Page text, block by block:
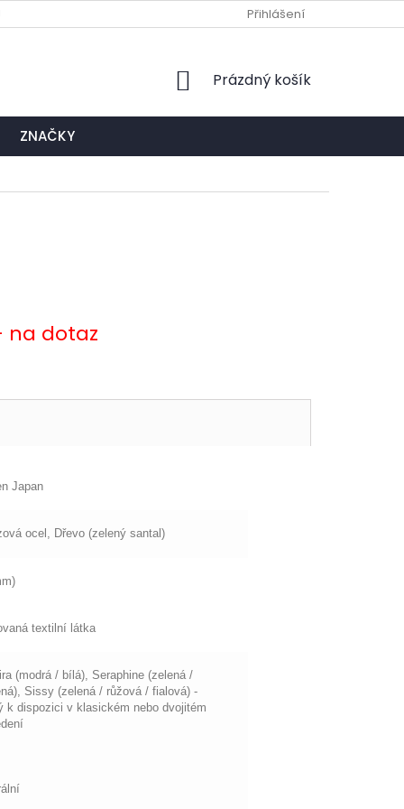
EXPEDIČNÍ A KONTAKTNÍ MÍSTO
Přihlášení
NÁKUPNÍ
Prázdný košík
ZNAČKY
na dotaz
Japan
ocel, Dřevo (zelený santal)
textilní látka
(modrá / bílá), Seraphine (zelená /
Sissy (zelená / růžová / fialová) -
k dispozici v klasickém nebo dvojitém